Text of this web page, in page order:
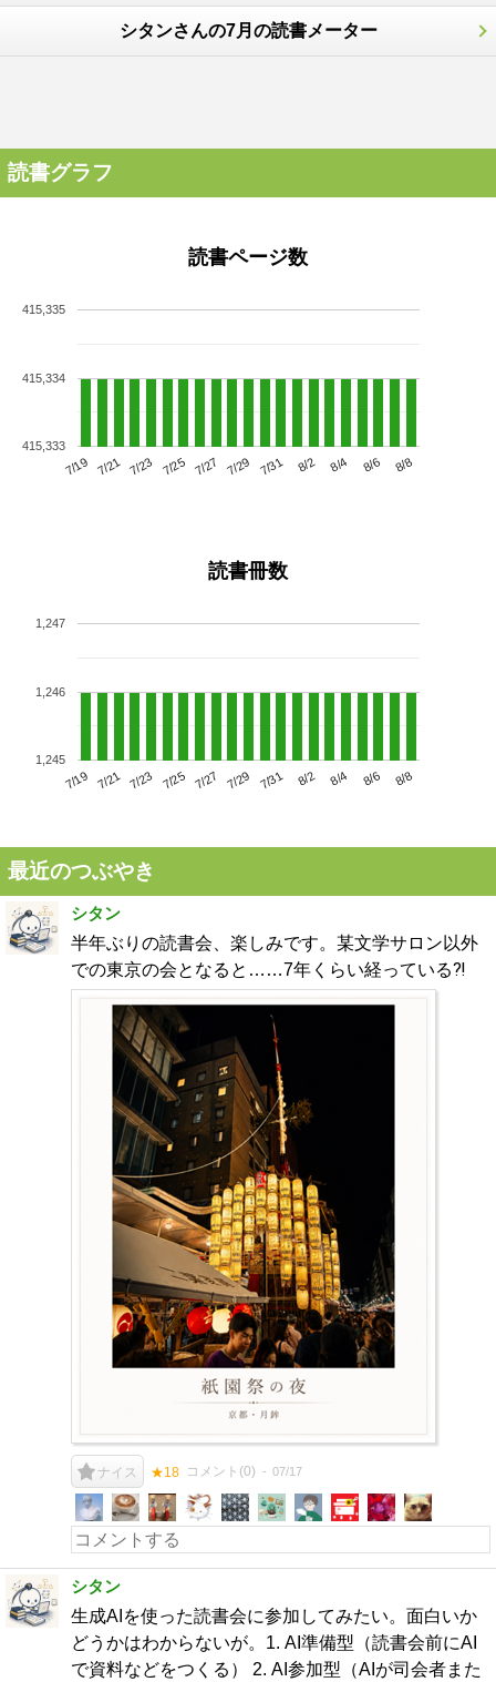
シタンさんの7月の読書メーター
読書グラフ
読書ページ数
7/19 7/21 7/23 7/25 7/27 7/29 7/31 8/2 8/4 8/6 8/8
415,333
415,334
415,335
読書冊数
7/19 7/21 7/23 7/25 7/27 7/29 7/31 8/2 8/4 8/6 8/8
1,245
1,246
1,247
最近のつぶやき
シタン
半年ぶりの読書会、楽しみです。某文学サロン以外
での東京の会となると……7年くらい経っている⁈
ナイス ★18 コメント(0) 07/17
シタン
生成AIを使った読書会に参加してみたい。面白いか
どうかはわからないが。1. AI準備型（読書会前にAI
で資料などをつくる） 2. AI参加型（AIが司会者また